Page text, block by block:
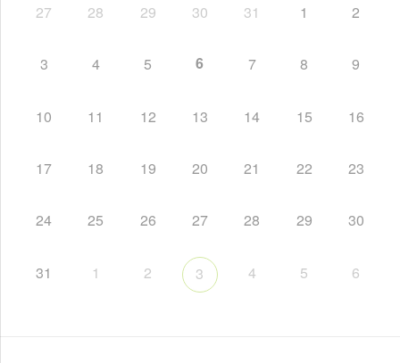
27 28 29 30 31 1 2
3 4 5 6 7 8 9
10 11 12 13 14 15 16
17 18 19 20 21 22 23
24 25 26 27 28 29 30
31 1 2 3 4 5 6